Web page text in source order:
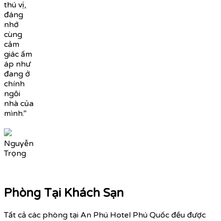
thú vị,
đáng
nhớ
cùng
cảm
giác ấm
áp như
đang ở
chính
ngôi
nhà của
mình.”
Nguyễn
Trọng
Phòng Tại Khách Sạn
Tất cả các phòng tại An Phú Hotel Phú Quốc đều được